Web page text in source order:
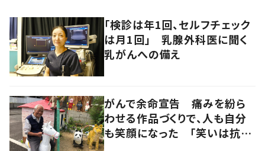
「検診は年1回、セルフチェック
は月1回」 乳腺外科医に聞く
乳がんへの備え
がんで余命宣告 痛みを紛ら
わせる作品づくりで、人も自分
も笑顔になった 「笑いは抗が